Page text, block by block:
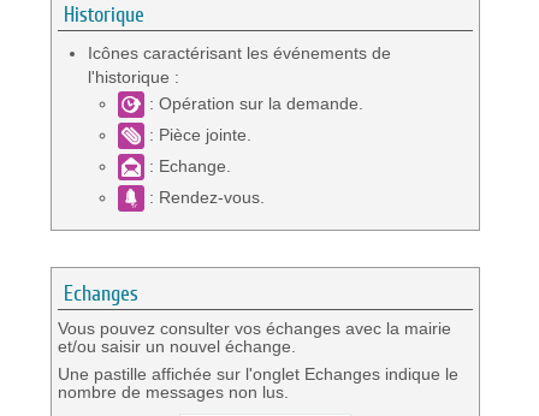
Historique
Icônes caractérisant les événements de
l'historique :
: Opération sur la demande.
: Pièce jointe.
: Echange.
: Rendez-vous.
Echanges
Vous pouvez consulter vos échanges avec la mairie
et/ou saisir un nouvel échange.
Une pastille affichée sur l'onglet Echanges indique le
nombre de messages non lus.